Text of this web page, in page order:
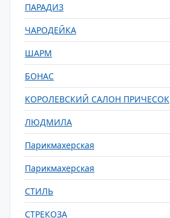
ПАРАДИЗ
ЧАРОДЕЙКА
ШАРМ
БОНАС
КОРОЛЕВСКИЙ САЛОН ПРИЧЕСОК
ЛЮДМИЛА
Парикмахерская
Парикмахерская
СТИЛЬ
СТРЕКОЗА